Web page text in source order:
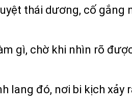
thái dương, cố gắng
gì, chờ khi nhìn rõ
lang đó, nơi bi kịch xảy